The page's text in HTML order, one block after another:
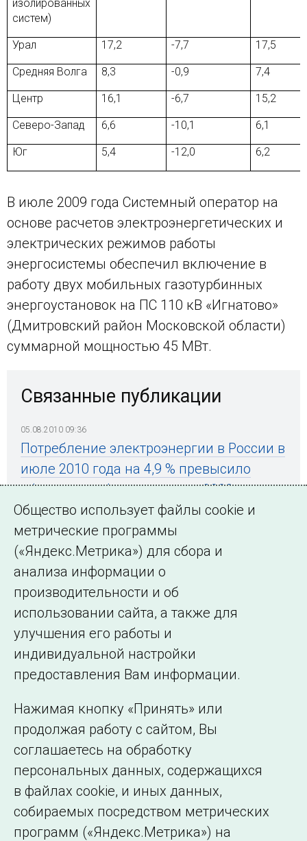
изолированных
систем)
Урал 17,2 -7,7 17,5
Средняя Волга 8,3 -0,9 7,4
Центр 16,1 -6,7 15,2
Северо-Запад 6,6 -10,1 6,1
Юг 5,4 -12,0 6,2
В июле 2009 года Системный оператор на
основе расчетов электроэнергетических и
электрических режимов работы
энергосистемы обеспечил включение в
работу двух мобильных газотурбинных
энергоустановок на ПС 110 кВ «Игнатово»
(Дмитровский район Московской области)
суммарной мощностью 45 МВт.
Связанные публикации
05.08.2010 09:36
Потребление электроэнергии в России в
июле 2010 года на 4,9 % превысило
объем потребления в июле 2009
← Все публикации
Подписаться на новости
©2005–2026 АО «СО ЕЭС»
Филиалы и
представительства
Сведения об
образовательной
организации
Общество использует файлы cookie и
метрические программы
(«Яндекс.Метрика») для сбора и
анализа информации о
производительности и об
использовании сайта, а также для
улучшения его работы и
индивидуальной настройки
предоставления Вам информации.
Нажимая кнопку «Принять» или
продолжая работу с сайтом, Вы
соглашаетесь на обработку
персональных данных, содержащихся
в файлах cookie, и иных данных,
собираемых посредством метрических
программ («Яндекс.Метрика») на